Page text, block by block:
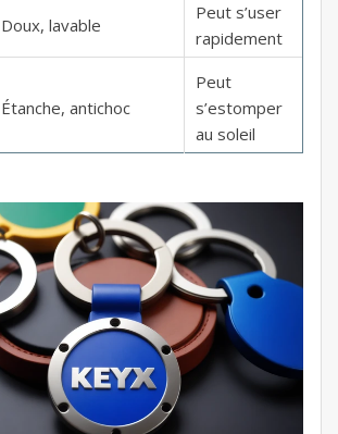
Doux, lavable
Peut s’user
rapidement
Étanche, antichoc
Peut
s’estomper
au soleil